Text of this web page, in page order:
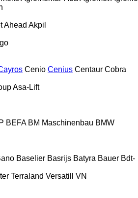
Ahead Akpil
Cenio Cenius Centaur Cobra
Asa-Lift
BEFA BM Maschinenbau BMW
Baselier Basrijs Batyra Bauer Bdt-
Terraland Versatill VN